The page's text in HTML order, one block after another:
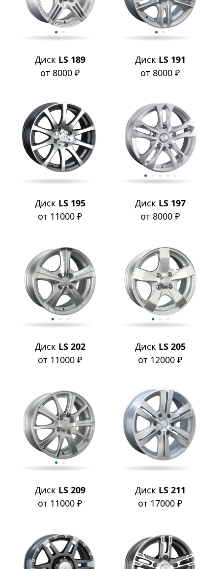
Диск LS 189
от 8000 ₽
Диск LS 191
от 8000 ₽
Диск LS 195
от 11000 ₽
Диск LS 197
от 8000 ₽
Диск LS 202
от 11000 ₽
Диск LS 205
от 12000 ₽
Диск LS 209
от 11000 ₽
Диск LS 211
от 17000 ₽